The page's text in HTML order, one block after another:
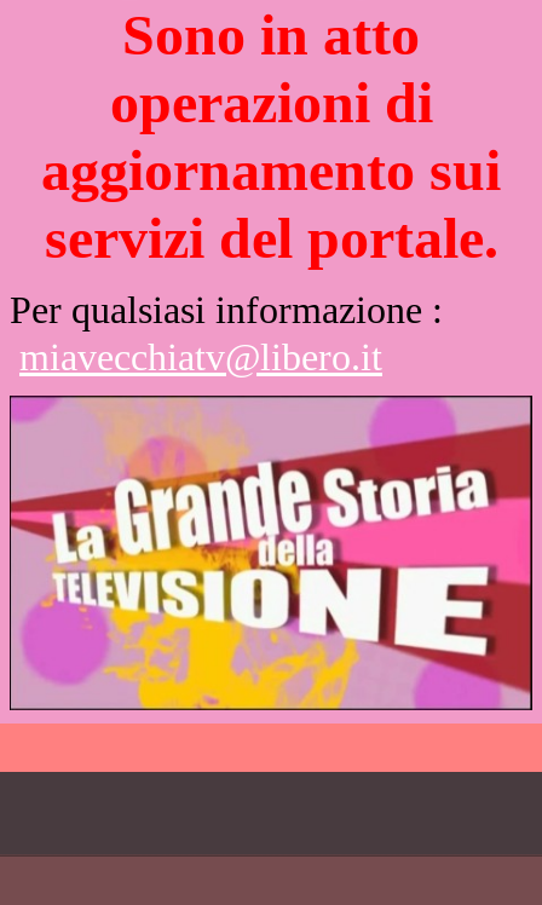
Sono in atto
operazioni di
aggiornamento sui
servizi del portale.
Per qualsiasi informazione :
miavecchiatv@libero.it